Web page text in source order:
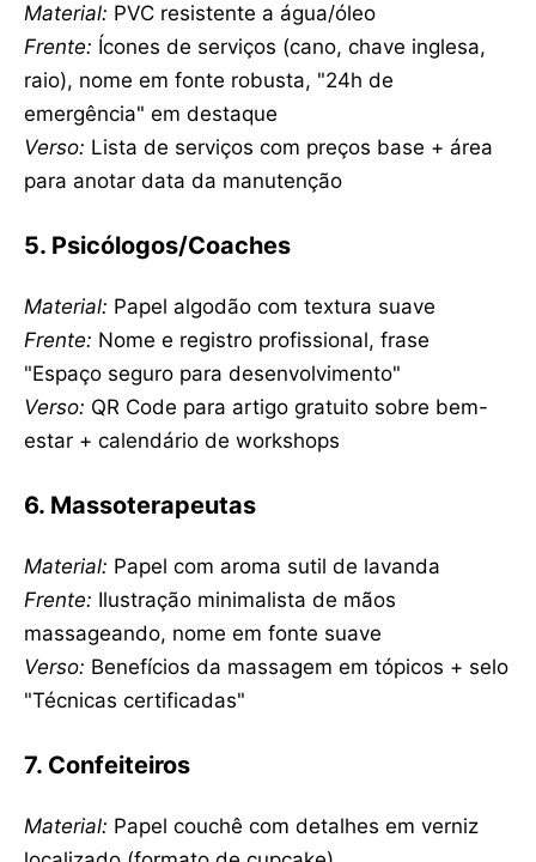
Material: PVC resistente a água/óleo
Frente: Ícones de serviços (cano, chave inglesa,
raio), nome em fonte robusta, "24h de
emergência" em destaque
Verso: Lista de serviços com preços base + área
para anotar data da manutenção
5. Psicólogos/Coaches
Material: Papel algodão com textura suave
Frente: Nome e registro profissional, frase
"Espaço seguro para desenvolvimento"
Verso: QR Code para artigo gratuito sobre bem-
estar + calendário de workshops
6. Massoterapeutas
Material: Papel com aroma sutil de lavanda
Frente: Ilustração minimalista de mãos
massageando, nome em fonte suave
Verso: Benefícios da massagem em tópicos + selo
"Técnicas certificadas"
7. Confeiteiros
Material: Papel couchê com detalhes em verniz